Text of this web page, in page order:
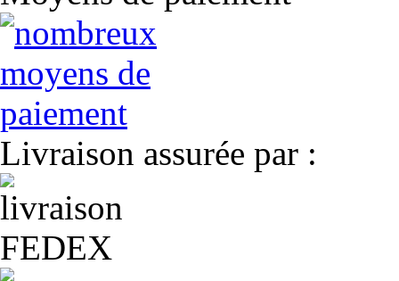
Livraison assurée par :